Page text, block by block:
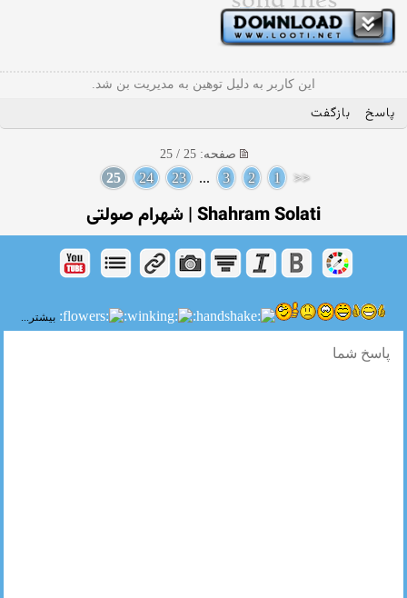
این کاربر به دلیل توهین به مدیریت بن شد.
پاسخ بازگفت
صفحه: 25 / 25
<<
1
2
3
...
23
24
25
Shahram Solati | شهرام صولتی
بیشتر...